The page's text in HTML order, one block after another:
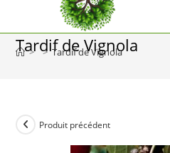
Tardif de Vignola
> > Tardif de Vignola
Produit précédent